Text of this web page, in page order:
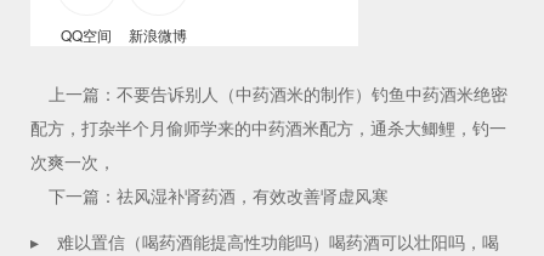
QQ空间 新浪微博
上一篇：不要告诉别人（中药酒米的制作）钓鱼中药酒米绝密
配方，打杂半个月偷师学来的中药酒米配方，通杀大鲫鲤，钓一
次爽一次，
下一篇：祛风湿补肾药酒，有效改善肾虚风寒
▸
难以置信（喝药酒能提高性功能吗）喝药酒可以壮阳吗，喝